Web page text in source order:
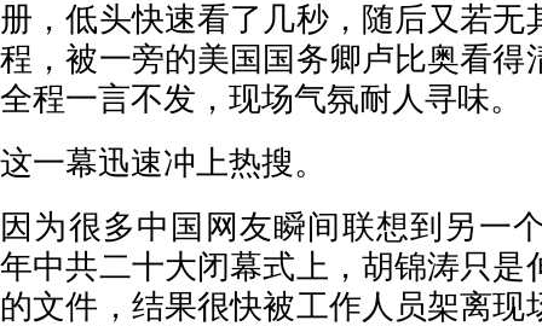
册，低头快速看了几秒，随后又若无
程，被一旁的美国国务卿卢比奥看得
全程一言不发，现场气氛耐人寻味。
这一幕迅速冲上热搜。
因为很多中国网友瞬间联想到另
年中共二十大闭幕式上，胡锦涛只是
的文件，结果很快被工作人员架离现